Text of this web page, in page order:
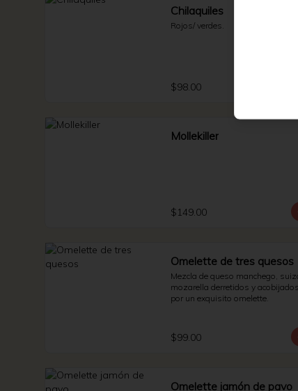
Chilaquiles
Rojos/ verdes.
$98.00
Mollekiller
$149.00
Omelette de tres quesos
Mezcla de queso manchego,
mozarella derretidos y acobijados
por un exquisito omelette.
$99.00
Omelette jamón de pavo